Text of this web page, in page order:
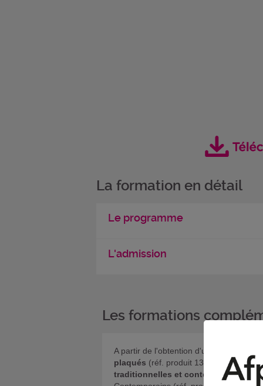
La formation en détail
Le programme
L'admission
Les formations
A partir de l'obtention d'un certificat de
plaqués (réf. produit 13539) et
traditionnelles et contemporaines sur